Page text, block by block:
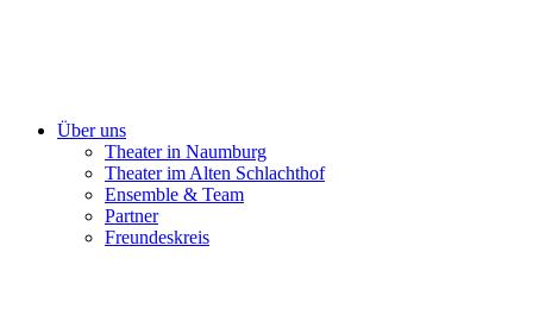
Über uns
Theater in Naumburg
Theater im Alten Schlachthof
Ensemble & Team
Partner
Freundeskreis